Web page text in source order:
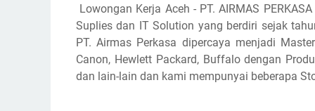
Lowongan Kerja Aceh - PT. AIRMAS
Suplies dan IT Solution yang berdiri sejak
PT. Airmas Perkasa dipercaya menjadi
Canon, Hewlett Packard, Buffalo dengan
dan lain-lain dan kami mempunyai beberapa